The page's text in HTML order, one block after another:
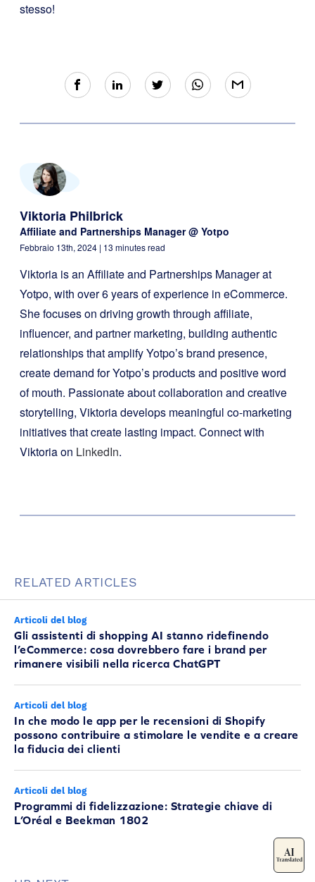
stesso!
Viktoria Philbrick
Affiliate and Partnerships Manager @ Yotpo
Febbraio 13th, 2024 | 13 minutes read
Viktoria is an Affiliate and Partnerships Manager at
Yotpo, with over 6 years of experience in eCommerce.
She focuses on driving growth through affiliate,
influencer, and partner marketing, building authentic
relationships that amplify Yotpo’s brand presence,
create demand for Yotpo’s products and positive word
of mouth. Passionate about collaboration and creative
storytelling, Viktoria develops meaningful co-marketing
initiatives that create lasting impact. Connect with
Viktoria on LinkedIn.
RELATED ARTICLES
Articoli del blog
Gli assistenti di shopping AI stanno ridefinendo
l’eCommerce: cosa dovrebbero fare i brand per
rimanere visibili nella ricerca ChatGPT
Articoli del blog
In che modo le app per le recensioni di Shopify
possono contribuire a stimolare le vendite e a creare
la fiducia dei clienti
Articoli del blog
Programmi di fidelizzazione: Strategie chiave di
L’Oréal e Beekman 1802